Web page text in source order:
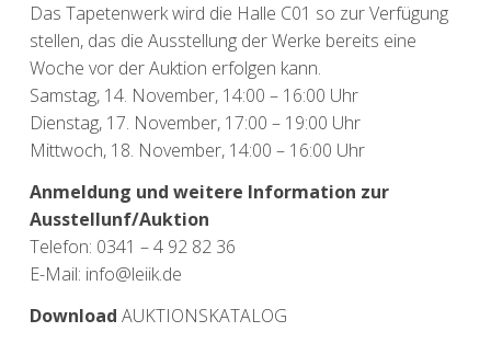
Das Tapetenwerk wird die Halle C01 so zur Verfügung
stellen, das die Ausstellung der Werke bereits eine
Woche vor der Auktion erfolgen kann.
Samstag, 14. November, 14:00 – 16:00 Uhr
Dienstag, 17. November, 17:00 – 19:00 Uhr
Mittwoch, 18. November, 14:00 – 16:00 Uhr
Anmeldung und weitere Information zur
Ausstellunf/Auktion
Telefon: 0341 – 4 92 82 36
E-Mail: info@leiik.de
Download AUKTIONSKATALOG